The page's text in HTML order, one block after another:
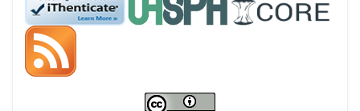
APC ödemesi
Öndenetimden geçen
makaleler için, 100 Avro
Makale İşletim Ücreti (APC)